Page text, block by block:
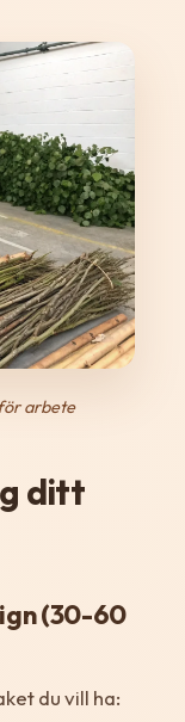
arbete
ditt
(30-60
du vill ha: